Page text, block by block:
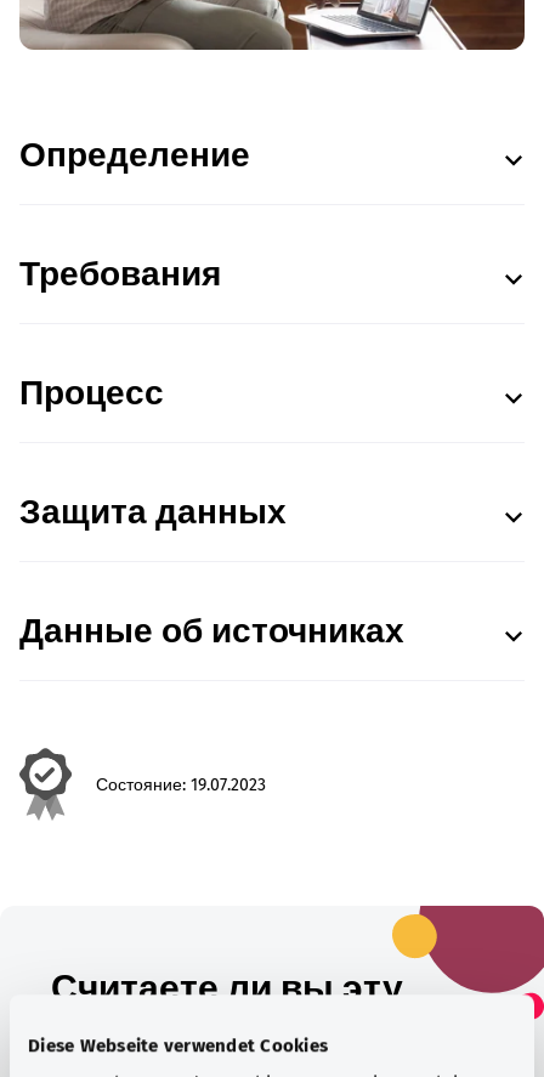
Diese Webseite verwendet Cookies
Определение
Требования
Процесс
Защита данных
Данные об источниках
Состояние: 19.07.2023
Считаете ли вы эту
статью полезной?